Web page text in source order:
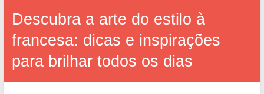
Descubra a arte do estilo à
francesa: dicas e inspirações
para brilhar todos os dias